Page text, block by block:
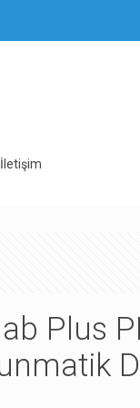
İletişim
Plus